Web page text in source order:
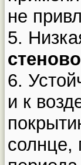
не
5.
6.
и к
солнце,